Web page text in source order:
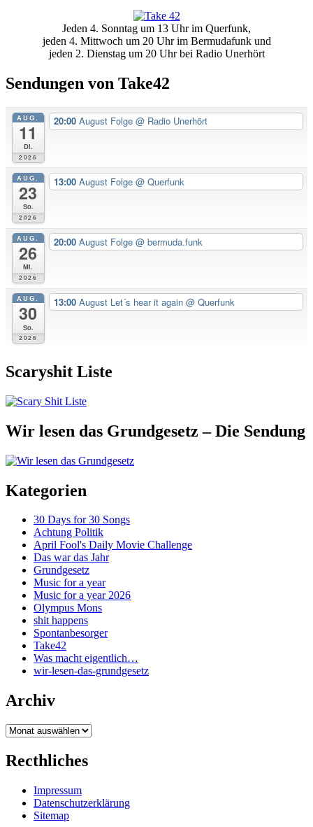
SeitenleisteJeden 4. Sonntag um 13 Uhr im Querfunk,
jeden 4. Mittwoch um 20 Uhr im Bermudafunk und
jeden 2. Dienstag um 20 Uhr bei Radio Unerhört
Sendungen von Take42
AUG.
11
Di.
2026
20:00 August Folge @ Radio Unerhört
AUG.
23
So.
2026
13:00 August Folge @ Querfunk
AUG.
26
Mi.
2026
20:00 August Folge @ bermuda.funk
AUG.
30
So.
2026
13:00 August Let´s hear it again @ Querfunk
Scaryshit Liste
Wir lesen das Grundgesetz – Die Sendung
Kategorien
30 Days for 30 Songs
Achtung Politik
April Fool's Daily Movie Challenge
Das war das Jahr
Grundgesetz
Music for a year
Music for a year 2026
Olympus Mons
shit happens
Spontanbesorger
Take42
Was macht eigentlich…
wir-lesen-das-grundgesetz
Archiv
Archiv
Recthliches
Impressum
Datenschutzerklärung
Sitemap